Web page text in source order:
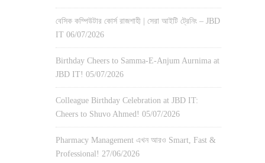
বেসিক কম্পিউটার কোর্স রাজশাহী | সেরা আইটি ট্রেনিং – JBD
IT 06/07/2026
Birthday Cheers to Samma-E-Anjum Aurnima at
JBD IT! 05/07/2026
Colleague Birthday Celebration at JBD IT:
Cheers to Shuvo Ahmed! 05/07/2026
Pharmacy Management এখন আরও Smart, Fast &
Professional! 27/06/2026